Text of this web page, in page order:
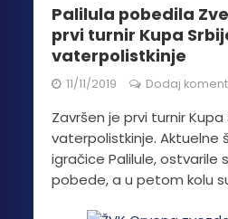
Palilula pobedila
prvi turnir Kupa
vaterpolistkinje
11/11/2019 Dodaj
Završen je prvi turnir Kupa
vaterpolistkinje. Aktuelne
igračice Palilule, ostvarile
pobede, a u petom kolu